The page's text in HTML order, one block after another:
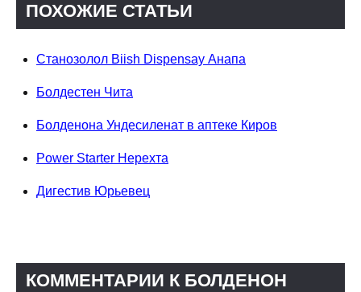
ПОХОЖИЕ СТАТЬИ
Станозолол Biish Dispensay Анапа
Болдестен Чита
Болденона Ундесиленат в аптеке Киров
Power Starter Нерехта
Дигестив Юрьевец
КОММЕНТАРИИ К БОЛДЕНОН